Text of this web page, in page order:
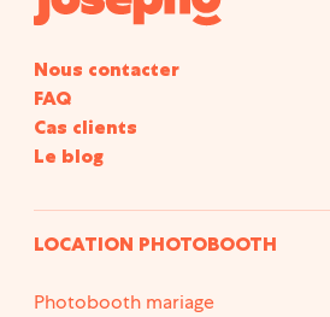
Nous contacter
FAQ
Cas clients
Le blog
LOCATION PHOTOBOOTH
Photobooth mariage